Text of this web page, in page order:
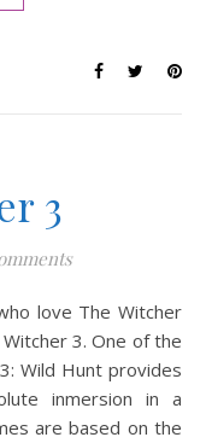
3
3. One of the
Wild Hunt provides
inmersion in a
are based on the